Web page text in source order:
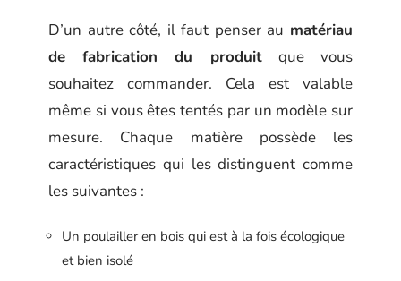
D’un autre côté, il faut penser au matériau
de fabrication du produitque vous
souhaitez commander. Cela est valable
même si vous êtes tentés par un modèle sur
mesure. Chaque matière possède les
caractéristiques qui les distinguent comme
les suivantes :
Un poulailler en bois qui est à la fois écologique
et bien isolé